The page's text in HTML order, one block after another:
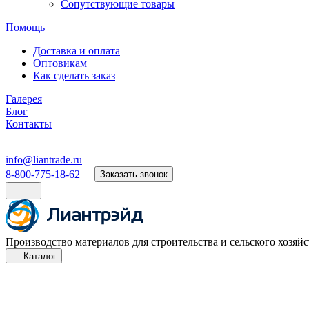
Сопутствующие товары
Помощь
Доставка и оплата
Оптовикам
Как сделать заказ
Галерея
Блог
Контакты
info@liantrade.ru
8-800-775-18-62
Заказать звонок
Производство материалов для строительства и сельского
Каталог